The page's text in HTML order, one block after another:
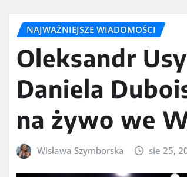
NAJWAŻNIEJSZE WIADOMOŚCI
Oleksandr
Daniela
na żywo we
Wisława Szymborska sie 25,